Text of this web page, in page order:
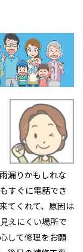
漏りかもしれな
すぐに電話でき
てくれて、原因は
えにくい場所で
して修理をお願